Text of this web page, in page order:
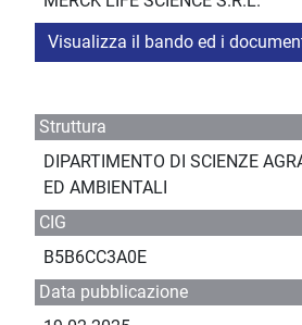
Visualizza il bando ed i
Struttura
DIPARTIMENTO DI SCIENZE
ED AMBIENTALI
CIG
B5B6CC3A0E
Data pubblicazione